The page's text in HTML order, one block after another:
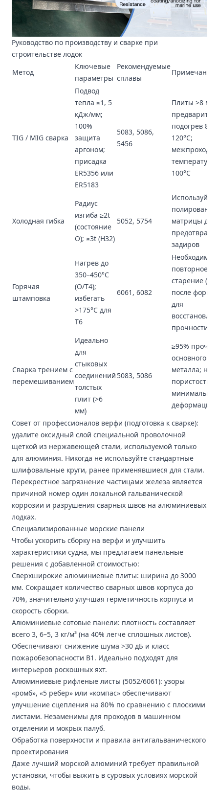
Руководство по производству и сварке при
строительстве лодок
Метод
Ключевые
параметры
Рекомендуемые
сплавы
Примечания
TIG / MIG сварка
Подвод
тепла ≤1, 5
кДж/мм;
100%
защита
аргоном;
присадка
ER5356 или
ER5183
5083, 5086,
5456
Плиты >8 мм:
подогрев 80–
120°C;
температура
100°C
Холодная гибка
Радиус
изгиба ≥2t
(состояние
O); ≥3t (H32)
5052, 5754
Используйте
матрицы для
задиров
Горячая
штамповка
Нагрев до
350–450°C
(O/T4);
избегать
>175°C для
T6
6061, 6082
Необходимо
повторное
старение (до
после
для
прочности
Сварка трением с
перемешиванием
Идеально
для
стыковых
соединений
толстых
плит (>6
мм)
5083, 5086
≥95%
основного
металла;
пористость,
минимальная
деформация
Совет от профессионалов верфи (подготовка к сварке):
удалите оксидный слой специальной проволочной
щеткой из нержавеющей стали, используемой только
для алюминия. Никогда не используйте стандартные
шлифовальные круги, ранее применявшиеся для стали.
Перекрестное загрязнение частицами железа является
причиной номер один локальной гальванической
коррозии и разрушения сварных швов на алюминиевых
лодках.
Специализированные морские панели
Чтобы ускорить сборку на верфи и улучшить
характеристики судна, мы предлагаем панельные
решения с добавленной стоимостью:
Сверхширокие алюминиевые плиты: ширина до 3000
мм. Сокращает количество сварных швов корпуса до
70%, значительно улучшая герметичность корпуса и
скорость сборки.
Алюминиевые сотовые панели: плотность составляет
всего 3, 6–5, 3 кг/м³ (на 40% легче сплошных листов).
Обеспечивают снижение шума >30 дБ и класс
пожаробезопасности B1. Идеально подходят для
интерьеров роскошных яхт.
Алюминиевые рифленые листы (5052/6061): узоры
«ромб», «5 ребер» или «компас» обеспечивают
улучшение сцепления на 80% по сравнению с плоскими
листами. Незаменимы для проходов в машинном
отделении и мокрых палуб.
Обработка поверхности и правила антигальванического
проектирования
Даже лучший морской алюминий требует правильной
установки, чтобы выжить в суровых условиях морской
воды.